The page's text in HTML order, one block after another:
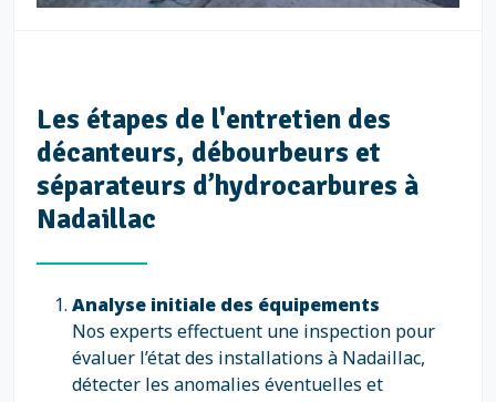
Les étapes de l'entretien des
décanteurs, débourbeurs et
séparateurs d’hydrocarbures à
Nadaillac
Analyse initiale des équipements
Nos experts effectuent une inspection pour
évaluer l’état des installations à Nadaillac,
détecter les anomalies éventuelles et